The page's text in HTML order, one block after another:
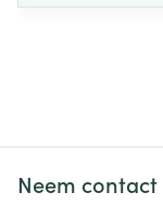
Neem